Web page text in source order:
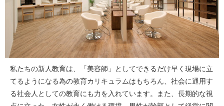
私たちの新人教育は、「美容師」としてできるだけ早く現場に立
てるようになる為の教育カリキュラムはもちろん、社会に通用す
る社会人としての教育にも力を入れています。また、長期的な視